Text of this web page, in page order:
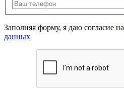
Заполняя форму, я даю согласие на
данных